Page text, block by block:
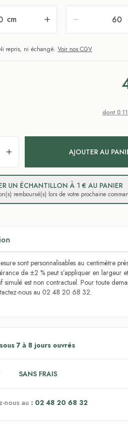
cm
repris, ni échangé. Voir nos CGV
dont
AJOUTER AU
UN ÉCHANTILLON À 1 € AU PANIER
remboursé(s) lors de votre prochaine
sont personnalisables au centimètre
de ±2 % peut s’appliquer en largeur
simulé est non contractuel. Pour toute
nous au 02 48 20 68 32.
7 à 8 jours ouvrés
SANS FRAIS
nous au : 02 48 20 68 32